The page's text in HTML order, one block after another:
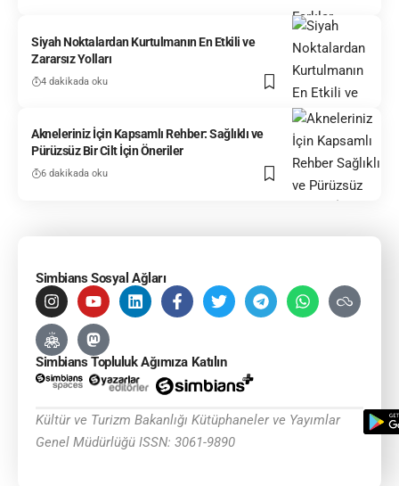
Siyah Noktalardan Kurtulmanın En Etkili ve
Zararsız Yolları
4 dakikada oku
Akneleriniz İçin Kapsamlı Rehber: Sağlıklı ve
Pürüzsüz Bir Cilt İçin Öneriler
6 dakikada oku
Simbians Sosyal Ağları
Simbians Topluluk Ağımıza Katılın
Kültür ve Turizm Bakanlığı Kütüphaneler ve Yayımlar
Genel Müdürlüğü ISSN: 3061-9890